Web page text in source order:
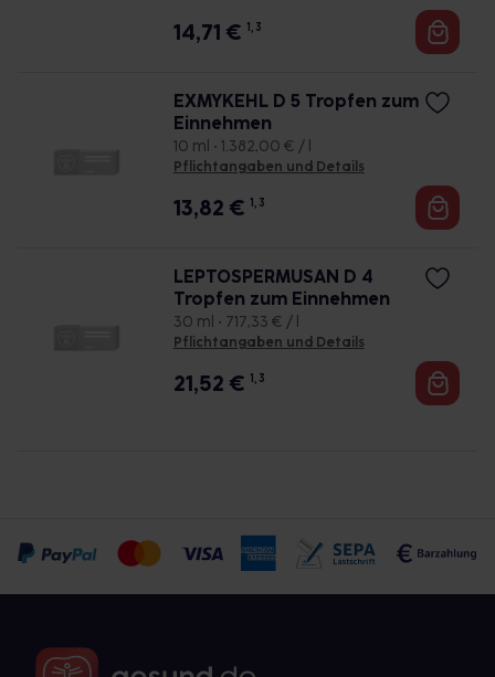
14,71 € 1, 3
EXMYKEHL D 5 Tropfen zum
Einnehmen
10 ml • 1.382,00 € / l
Pflichtangaben und Details
13,82 € 1, 3
LEPTOSPERMUSAN D 4
Tropfen zum Einnehmen
30 ml • 717,33 € / l
Pflichtangaben und Details
21,52 € 1, 3